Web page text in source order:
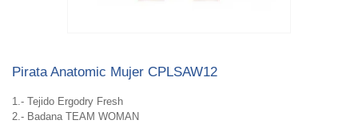
Pirata Anatomic Mujer CPLSAW12
1.- Tejido Ergodry Fresh
2.- Badana TEAM WOMAN